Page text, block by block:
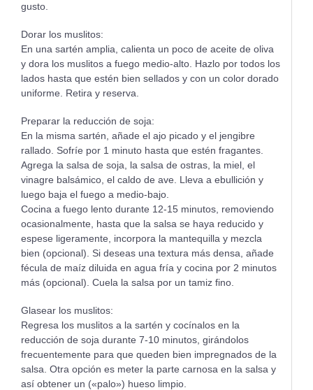
gusto.
Dorar los muslitos:
En una sartén amplia, calienta un poco de aceite de oliva
y dora los muslitos a fuego medio-alto. Hazlo por todos los
lados hasta que estén bien sellados y con un color dorado
uniforme. Retira y reserva.
Preparar la reducción de soja:
En la misma sartén, añade el ajo picado y el jengibre
rallado. Sofríe por 1 minuto hasta que estén fragantes.
Agrega la salsa de soja, la salsa de ostras, la miel, el
vinagre balsámico, el caldo de ave. Lleva a ebullición y
luego baja el fuego a medio-bajo.
Cocina a fuego lento durante 12-15 minutos, removiendo
ocasionalmente, hasta que la salsa se haya reducido y
espese ligeramente, incorpora la mantequilla y mezcla
bien (opcional). Si deseas una textura más densa, añade
fécula de maíz diluida en agua fría y cocina por 2 minutos
más (opcional). Cuela la salsa por un tamiz fino.
Glasear los muslitos:
Regresa los muslitos a la sartén y cocínalos en la
reducción de soja durante 7-10 minutos, girándolos
frecuentemente para que queden bien impregnados de la
salsa. Otra opción es meter la parte carnosa en la salsa y
así obtener un («palo») hueso limpio.